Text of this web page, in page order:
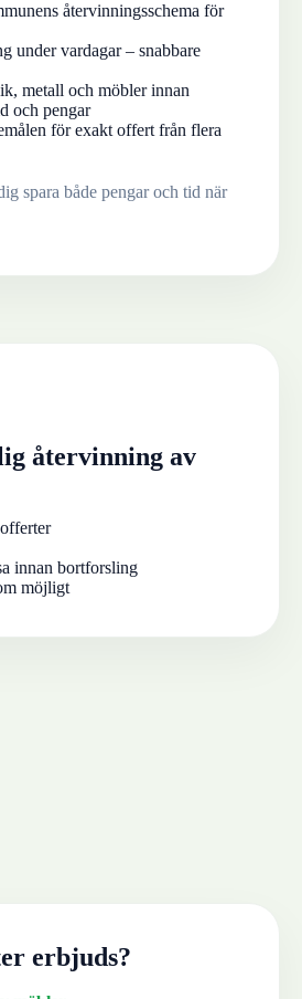
återvinningsschema för
under vardagar – snabbare
metall och möbler innan
och pengar
för exakt offert från flera
spara både pengar och tid när
återvinning av
innan bortforsling
möjligt
erbjuds?